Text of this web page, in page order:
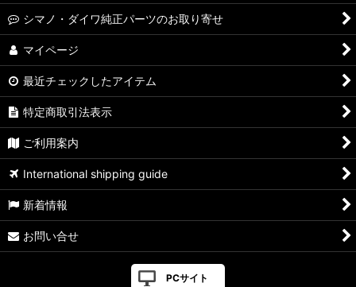
シマノ・ダイワ純正パーツのお取り寄せ
マイページ
最近チェックしたアイテム
特定商取引法表示
ご利用案内
International shipping guide
新着情報
お問い合せ
PCサイト